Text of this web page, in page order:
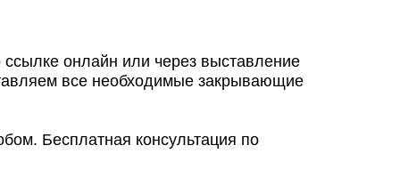
онлайн или через выставление
все необходимые закрывающие
Бесплатная консультация по